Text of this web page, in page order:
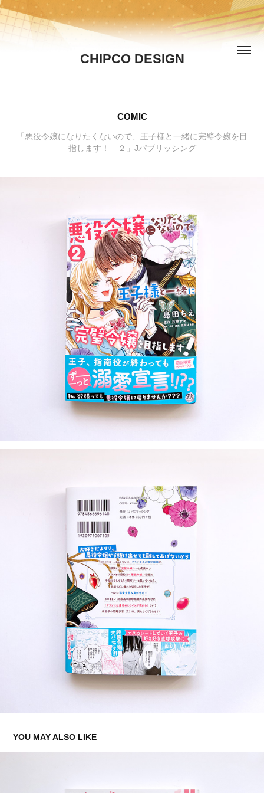
CHIPCO DESIGN
COMIC
「悪役令嬢になりたくないので、王子様と一緒に完璧令嬢を目
指します！ ２」Jパブリッシング
YOU MAY ALSO LIKE